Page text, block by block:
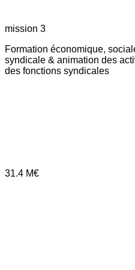
mission 3
Formation économique,
syndicale & animation des
des fonctions syndicales
31.4 M€